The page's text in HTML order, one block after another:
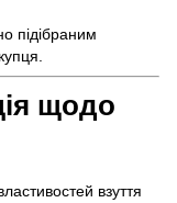
підібраним
щодо
взуття